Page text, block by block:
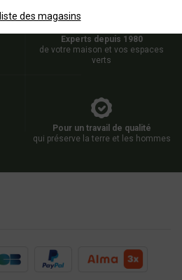
Experts depuis 1980
de votre maison et vos espaces
verts
Pour un travail de qualité
qui préserve la terre et les hommes
des magasins